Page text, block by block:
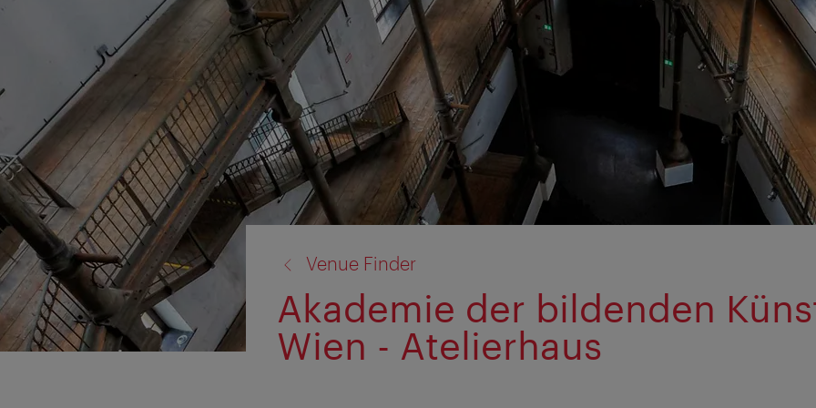
Venue Finder
Akademie der bildenden
Wien - Atelierhaus